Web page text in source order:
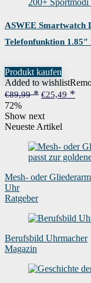
ASWEE Smartwatch
Telefonfunktion 1.85″
Fitness…
Produkt kaufen
Added to wishlist
€89,99
Ursprünglicher
war:
€89,99
€25,49
72%
Show next
Neueste Artikel
Mesh- oder
Uhr
Ratgeber
Berufsbild Uhrmacher
Magazin